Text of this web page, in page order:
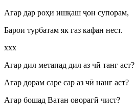
Агар дар роҳи ишқаш ҷон супорам,
Барои турбатам як газ кафан нест.
ххх
Агар дил метапад дил аз чӣ танг аст?
Агар дорам саре сар аз чӣ нанг аст?
Агар бошад Ватан оворагӣ чист?